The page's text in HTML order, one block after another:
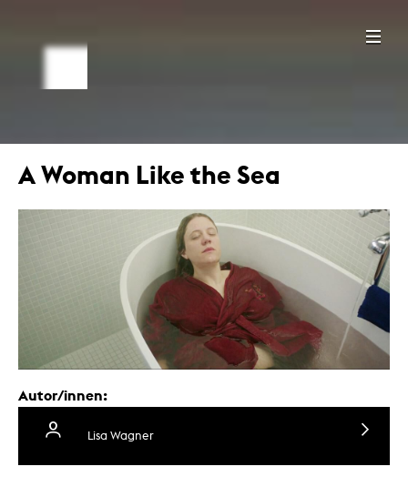
A Woman Like the Sea
Autor/innen:
Lisa Wagner